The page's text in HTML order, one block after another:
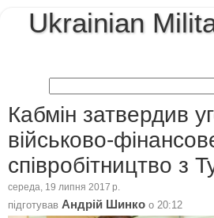
Ukrainian
Кабмін затвердив
військово-
співробітництво з
середа, 19 липня 2017 р.
підготував Андрій Шинко о 20:12